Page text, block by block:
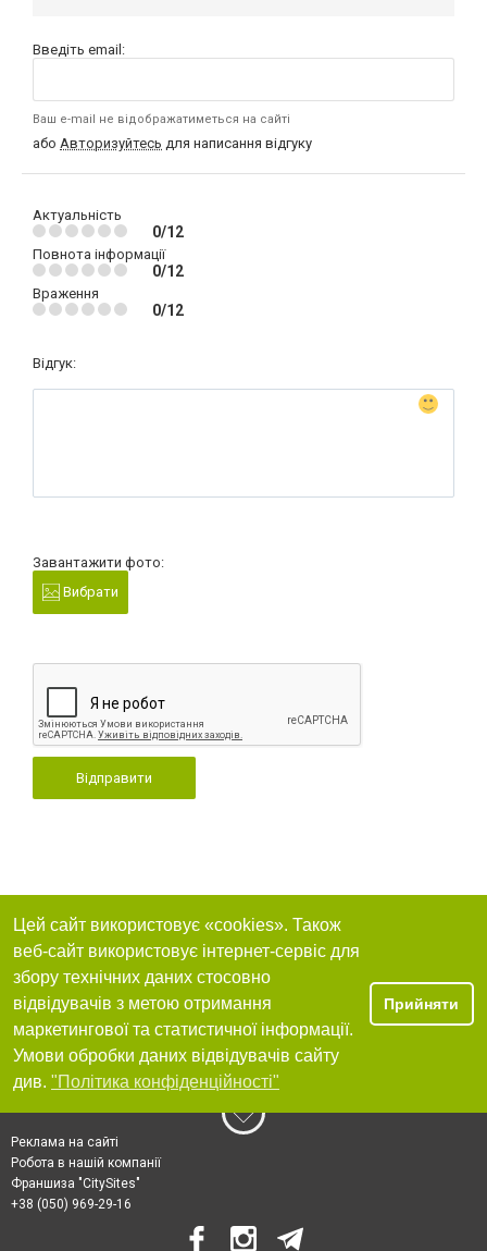
Введіть email:
Ваш e-mail не відображатиметься на сайті
або Авторизуйтесь для написання відгуку
Актуальність
0/12
Повнота інформації
0/12
Враження
0/12
Відгук:
Завантажити фото:
Вибрати
Відправити
Цей сайт використовує «cookies». Також
веб-сайт використовує інтернет-сервіс для
збору технічних даних стосовно
відвідувачів з метою отримання
маркетингової та статистичної інформації.
Умови обробки даних відвідувачів сайту
див. "Політика конфіденційності"
Прийняти
Реклама на сайті
Робота в нашій компанії
Франшиза "CitySites"
+38 (050) 969-29-16